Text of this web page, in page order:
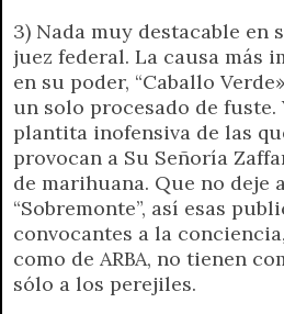
3) Nada muy destacable en
juez federal. La causa más
en su poder, “Caballo
un solo procesado de fuste.
plantita inofensiva de las
provocan a Su Señoría
de marihuana. Que no deje
“Sobremonte”, así esas
convocantes a la
como de ARBA, no tienen
sólo a los perejiles.